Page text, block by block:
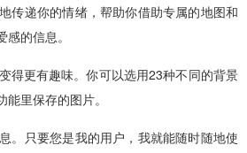
传递你的情绪，帮助你借助专属的地图和
的信息。
得更有趣味。你可以选用23种不同的背景
里保存的图片。
。只要您是我的用户，我就能随时随地使